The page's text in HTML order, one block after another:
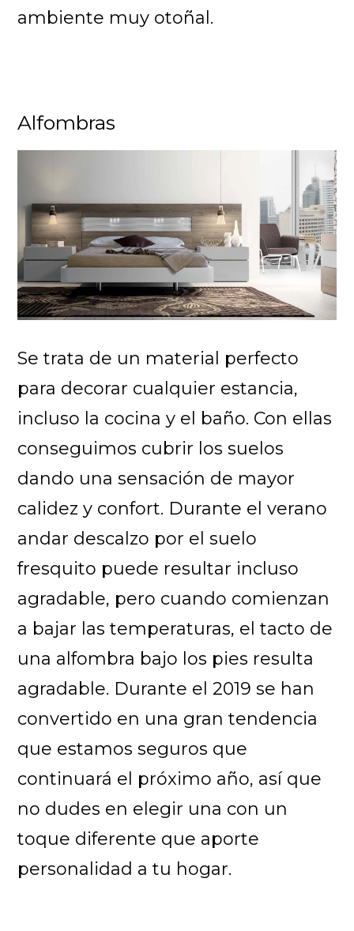
ambiente muy otoñal.
Alfombras
Se trata de un material perfecto
para decorar cualquier estancia,
incluso la cocina y el baño. Con ellas
conseguimos cubrir los suelos
dando una sensación de mayor
calidez y confort. Durante el verano
andar descalzo por el suelo
fresquito puede resultar incluso
agradable, pero cuando comienzan
a bajar las temperaturas, el tacto de
una alfombra bajo los pies resulta
agradable. Durante el 2019 se han
convertido en una gran tendencia
que estamos seguros que
continuará el próximo año, así que
no dudes en elegir una con un
toque diferente que aporte
personalidad a tu hogar.